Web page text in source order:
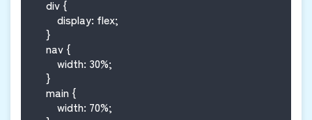
    div {
        display: flex;
    }
    nav {
        width: 30%;
    }
    main {
        width: 70%;